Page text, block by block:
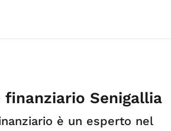
finanziario Senigallia
è un esperto nel